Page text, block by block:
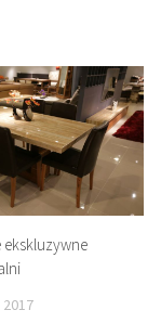
ekskluzywne
2017